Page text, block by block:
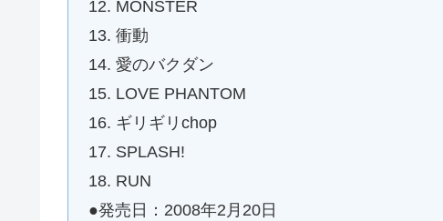
12. MONSTER
13. 衝動
14. 愛のバクダン
15. LOVE PHANTOM
16. ギリギリchop
17. SPLASH!
18. RUN
●発売日：2008年2月20日